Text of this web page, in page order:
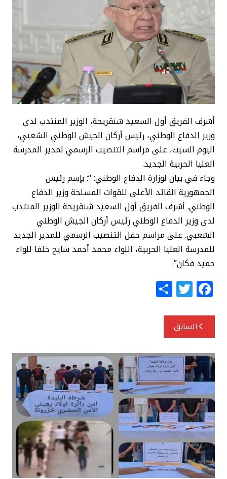
أشرف الفريق أول السعيد شنقريحة، الوزير المنتدب لدى
وزير الدفاع الوطني، رئيس أركان الجيش الوطني الشعبي،
اليوم السبت، على مراسم التنصيب الرسمي لمدير المدرسة
العليا الحربية الجديد.
وجاء في بيان لوزارة الدفاع الوطني: “: بإسم رئيس
الجمهورية القائد الأعلى للقوات المسلحة وزير الدفاع
الوطني. أشرف الفريق أول السعيد شنقريحة الوزير المنتدب
لدى وزير الدفاع الوطني رئيس أركان الجيش الوطني
الشعبي. على مراسم حفل التنصيب الرسمي للمدير الجديد
للمدرسة العليا الحربية، اللواء محمد أحمد سايح خلفا للواء
حميد فكان”.
F
a
c
e
b
o
o
k
T
w
itt
e
r
S
h
تصفّح
المقالات
السابق